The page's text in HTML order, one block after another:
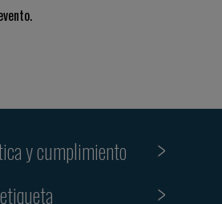
y cumplimiento